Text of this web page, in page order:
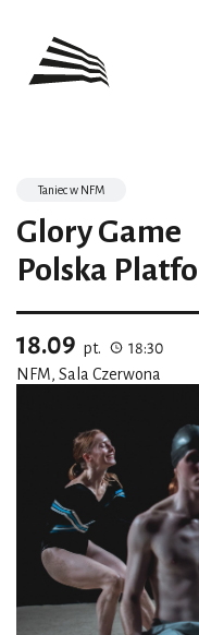
Taniec w NFM
Glory Game
Polska
18.09 pt.
18:30
NFM, Sala Czerwona